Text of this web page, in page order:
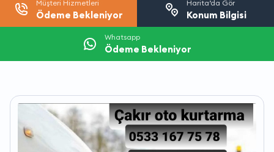
Müşteri Hizmetleri
Ödeme Bekleniyor
Harita’da Gör
Konum Bilgisi
Whatsapp
Ödeme Bekleniyor